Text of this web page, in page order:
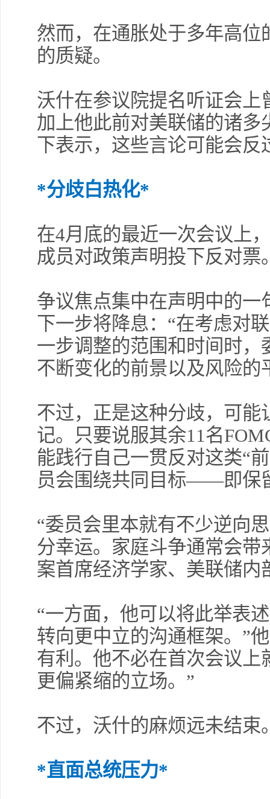
然而，在通胀处于多年高
的质疑。
沃什在参议院提名听证会上
加上他此前对美联储的诸
下表示，这些言论可能会反
*分歧白热化*
在4月底的最近一次会议上
成员对政策声明投下反对票
争议焦点集中在声明中的
下一步将降息：“在考虑对
一步调整的范围和时间时
不断变化的前景以及风险的
不过，正是这种分歧，可
记。只要说服其余11名
能践行自己一贯反对这类“
员会围绕共同目标——即保
“委员会里本就有不少逆向
分幸运。家庭斗争通常会带
案首席经济学家、美联储内
“一方面，他可以将此举表
转向更中立的沟通框架。”
有利。他不必在首次会议
更偏紧缩的立场。”
不过，沃什的麻烦远未结束
*直面总统压力*
调
擎
许
勿
交易